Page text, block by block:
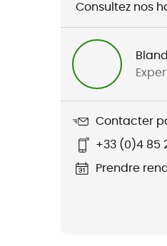
Imperméabilité
Déperlant
Consultez nos
Contacter
+33 (0)4 85
Prendre